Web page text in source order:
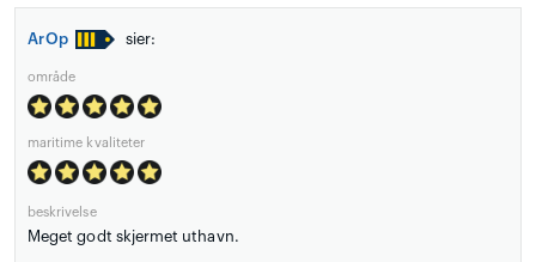
ArOp sier:
område
maritime kvaliteter
beskrivelse
Meget godt skjermet uthavn.